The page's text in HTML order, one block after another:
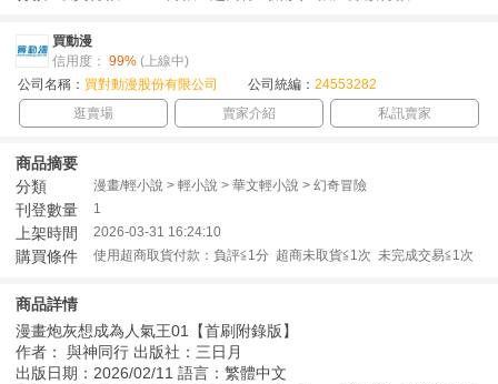
買動漫
信用度： 99% (上線中)
公司名稱： 買對動漫股份有限公司 公司統編： 24553282
逛賣場
賣家介紹 私訊賣家
商品摘要
分類
漫畫/輕小說 > 輕小說 > 華文輕小說 > 幻奇冒險
刊登數量 1
上架時間 2026-03-31 16:24:10
購買條件 使用超商取貨付款：負評≦1分 超商未取貨≦1次 未完成交易≦1次
商品詳情
漫畫炮灰想成為人氣王01【首刷附錄版】
作者： 與神同行 出版社：三日月
出版日期：2026/02/11 語言：繁體中文